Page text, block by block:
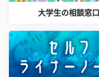
大学生の相談窓口